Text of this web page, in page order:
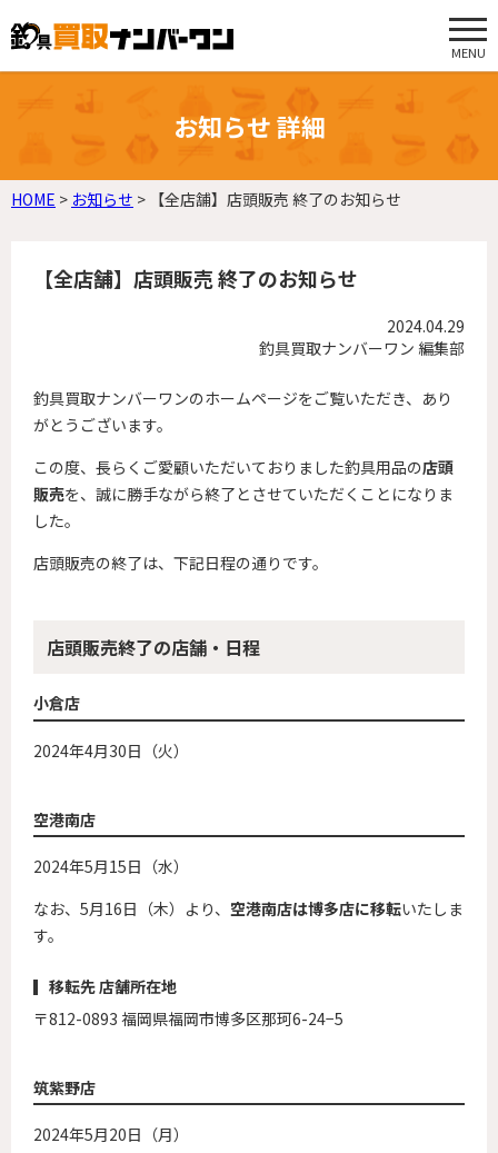
MENU
お知らせ 詳細
HOME > お知らせ > 【全店舗】店頭販売 終了のお知らせ
【全店舗】店頭販売 終了のお知らせ
2024.04.29
釣具買取ナンバーワン 編集部
釣具買取ナンバーワンのホームページをご覧いただき、あり
がとうございます。
この度、長らくご愛顧いただいておりました釣具用品の店頭
販売を、誠に勝手ながら終了とさせていただくことになりま
した。
店頭販売の終了は、下記日程の通りです。
店頭販売終了の店舗・日程
小倉店
2024年4月30日（火）
空港南店
2024年5月15日（水）
なお、5月16日（木）より、 空港南店は博多店に移転いたしま
す。
移転先 店舗所在地
〒812-0893 福岡県福岡市博多区那珂6-24−5
筑紫野店
2024年5月20日（月）